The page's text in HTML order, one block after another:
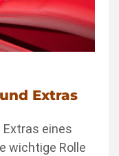
Extras
eines
wichtige Rolle